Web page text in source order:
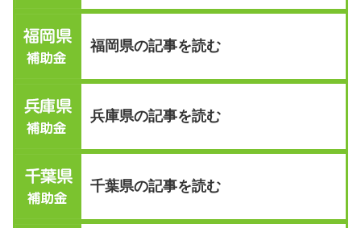
福岡県の記事を読む
兵庫県の記事を読む
千葉県の記事を読む